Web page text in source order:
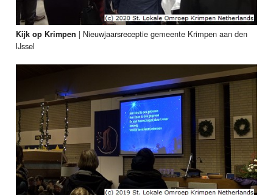
Kijk op Krimpen | Nieuwjaarsreceptie gemeente Krimpen aan den
IJssel